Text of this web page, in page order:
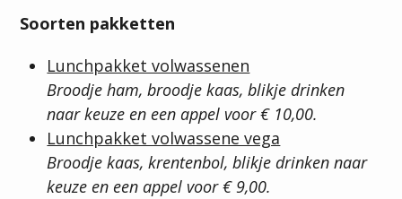
Soorten pakketten
Lunchpakket volwassenen
Broodje ham, broodje kaas, blikje drinken
naar keuze en een appel voor € 10,00.
Lunchpakket volwassene vega
Broodje kaas, krentenbol, blikje drinken naar
keuze en een appel voor € 9,00.